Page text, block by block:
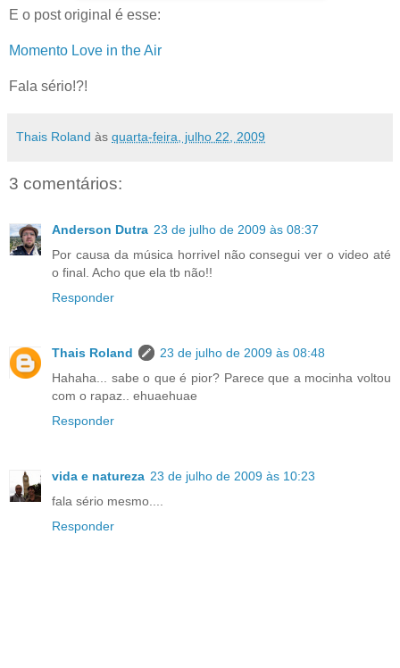
E o postoriginal é esse:
Momento Love in theAir
Fala sério!?!
Thais Roland às quarta-feira, julho 22, 2009
3 comentários:
Anderson Dutra 23 de julho de 2009 às 08:37
Por causa da música horrivel não consegui ver o video até
o final. Acho que ela tb não!!
Responder
Thais Roland
23 de julho de 2009 às 08:48
Hahaha... sabe o que é pior? Parece que a mocinha voltou
com o rapaz.. ehuaehuae
Responder
vida e natureza 23 de julho de 2009 às 10:23
fala sério mesmo....
Responder